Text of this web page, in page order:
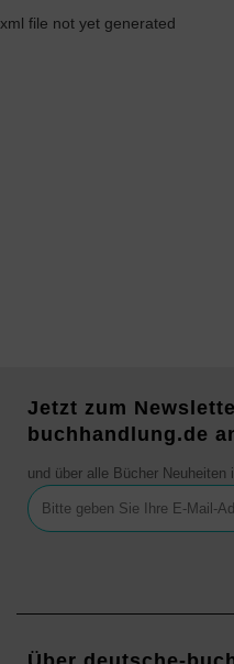
xml file not yet generated
Jetzt zum
buchhandlung.de
und über alle Bücher Neuheiten